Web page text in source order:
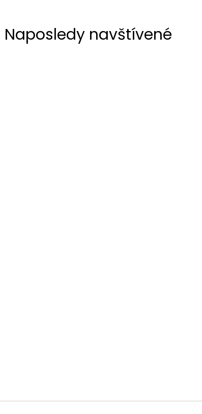
Naposledy navštívené